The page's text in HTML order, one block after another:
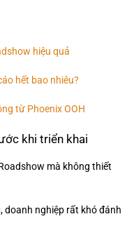
hiệu quả
hết bao nhiêu?
từ Phoenix OOH
khi triển khai
mà không thiết
doanh nghiệp rất khó đánh